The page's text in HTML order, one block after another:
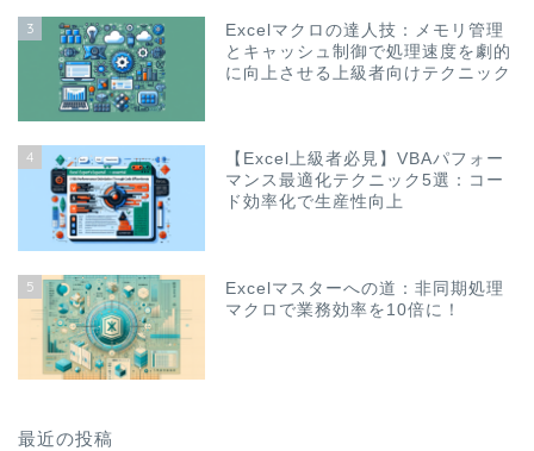
3
Excelマクロの達人技：メモリ管理
とキャッシュ制御で処理速度を劇的
に向上させる上級者向けテクニック
4
【Excel上級者必見】VBAパフォー
マンス最適化テクニック5選：コー
ド効率化で生産性向上
5
Excelマスターへの道：非同期処理
マクロで業務効率を10倍に！
最近の投稿